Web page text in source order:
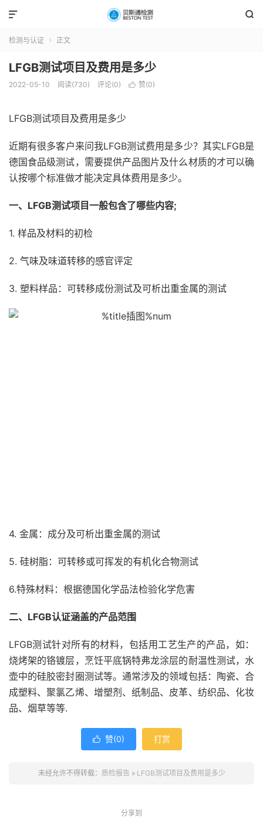


检测与认证  正文
LFGB测试项目及费用是多少
2022-05-10 阅读(730) 评论(0)  赞(0)
LFGB测试项目及费用是多少
近期有很多客户来问我LFGB测试费用是多少？其实LFGB是
德国食品级测试，需要提供产品图片及什么材质的才可以确
认按哪个标准做才能决定具体费用是多少。
一、LFGB测试项目一般包含了哪些内容;
1. 样品及材料的初检
2. 气味及味道转移的感官评定
3. 塑料样品：可转移成份测试及可析出重金属的测试
4. 金属：成分及可析出重金属的测试
5. 硅树脂：可转移或可挥发的有机化合物测试
6.特殊材料：根据德国化学品法检验化学危害
二、LFGB认证涵盖的产品范围
LFGB测试针对所有的材料，包括用工艺生产的产品，如：
烧烤架的铬镀层，烹饪平底锅特弗龙涂层的耐温性测试，水
壶中的硅胶密封圈测试等。通常涉及的领域包括：陶瓷、合
成塑料、聚氯乙烯、增塑剂、纸制品、皮革、纺织品、化妆
品、烟草等等.
 赞(0) 打赏
未经允许不得转载： 质检报告 » LFGB测试项目及费用是多少
分享到